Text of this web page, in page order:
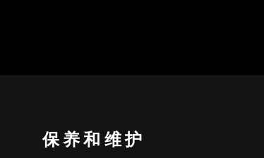
保养和维护